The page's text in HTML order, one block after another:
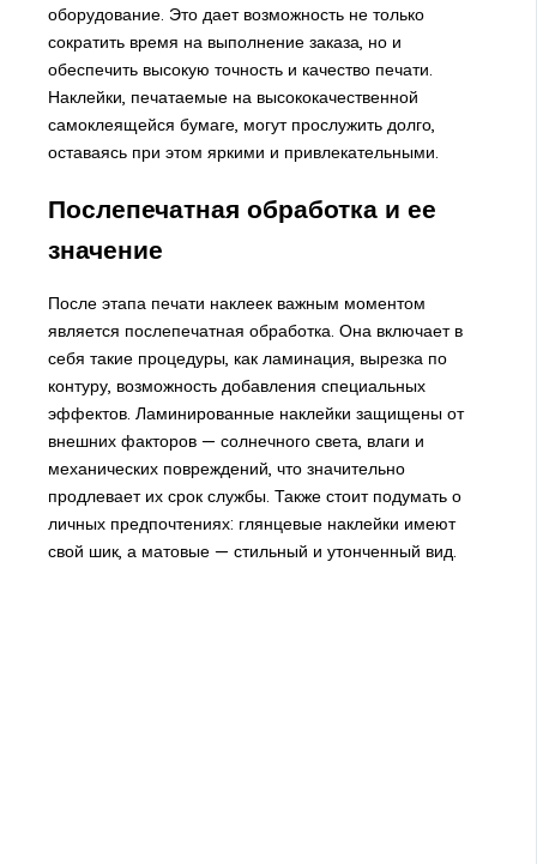
оборудование. Это дает возможность не только
сократить время на выполнение заказа, но и
обеспечить высокую точность и качество печати.
Наклейки, печатаемые на высококачественной
самоклеящейся бумаге, могут прослужить долго,
оставаясь при этом яркими и привлекательными.
Послепечатная обработка и ее
значение
После этапа печати наклеек важным моментом
является послепечатная обработка. Она включает в
себя такие процедуры, как ламинация, вырезка по
контуру, возможность добавления специальных
эффектов. Ламинированные наклейки защищены от
внешних факторов — солнечного света, влаги и
механических повреждений, что значительно
продлевает их срок службы. Также стоит подумать о
личных предпочтениях: глянцевые наклейки имеют
свой шик, а матовые — стильный и утонченный вид.